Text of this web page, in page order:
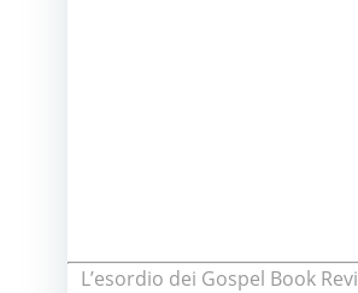
L’esordio dei Gospel Book